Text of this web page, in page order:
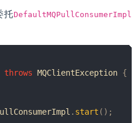
托DefaultMQPullConsumerImpl
throws MQClientException {
. start ( ) ;